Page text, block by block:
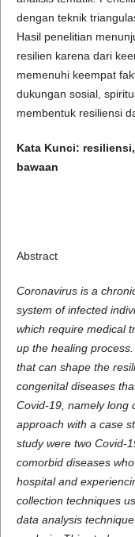
dengan teknik
Hasil penelitian
resilien karena dari
memenuhi keempat
dukungan sosial,
membentuk resiliensi
Kata Kunci:
bawaan
Abstract
Coronavirus is a
system of infected
which require medical
up the healing
that can shape the
congenital diseases
Covid-19, namely long
approach with a case
study were two Covid-
comorbid diseases
hospital and
collection techniques
data analysis